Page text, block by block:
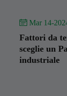
 Mar 14-
Fattori da
sceglie un
industriale